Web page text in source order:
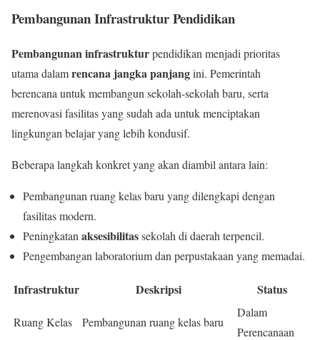
Pembangunan Infrastruktur Pendidikan
Pembangunan infrastrukturpendidikan menjadi prioritas
utama dalamrencana jangka panjangini. Pemerintah
berencana untuk membangun sekolah-sekolah baru, serta
merenovasi fasilitas yang sudah ada untuk menciptakan
lingkungan belajar yang lebih kondusif.
Beberapa langkah konkret yang akan diambil antara lain:
Pembangunan ruang kelas baru yang dilengkapi dengan
fasilitas modern.
Peningkatan aksesibilitassekolah di daerah terpencil.
Pengembangan laboratorium dan perpustakaan yang memadai.
Infrastruktur Deskripsi Status
Ruang Kelas Pembangunan ruang kelas baru
Dalam
Perencanaan